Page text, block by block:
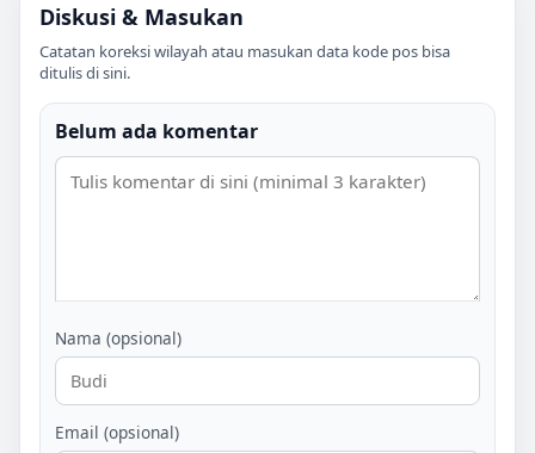
Diskusi & Masukan
Catatan koreksi wilayah atau masukan data kode pos bisa
ditulis di sini.
Belum ada komentar
Nama (opsional)
Email (opsional)